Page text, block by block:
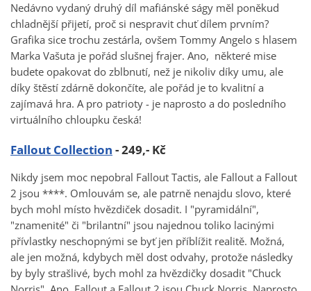
Nedávno vydaný druhý díl mafiánské ságy měl poněkud
chladnější přijetí, proč si nespravit chuť dílem prvním?
Grafika sice trochu zestárla, ovšem Tommy Angelo s hlasem
Marka Vašuta je pořád slušnej frajer. Ano, některé mise
budete opakovat do zblbnutí, než je nikoliv díky umu, ale
díky štěstí zdárně dokončíte, ale pořád je to kvalitní a
zajímavá hra. A pro patrioty - je naprosto a do posledního
virtuálního chloupku česká!
Fallout Collection - 249,- Kč
Nikdy jsem moc nepobral Fallout Tactis, ale Fallout a Fallout
2 jsou ****. Omlouvám se, ale patrně nenajdu slovo, které
bych mohl místo hvězdiček dosadit. I "pyramidální",
"znamenité" či "brilantní" jsou najednou toliko lacinými
přívlastky neschopnými se byť jen příblížit realitě. Možná,
ale jen možná, kdybych měl dost odvahy, protože následky
by byly strašlivé, bych mohl za hvězdičky dosadit "Chuck